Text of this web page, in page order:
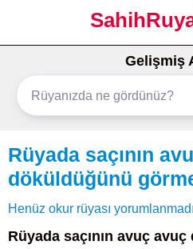
Gelişmiş
Rüyada saçının
döküldüğünü
Henüz okur rüyası
Rüyada saçının avuç